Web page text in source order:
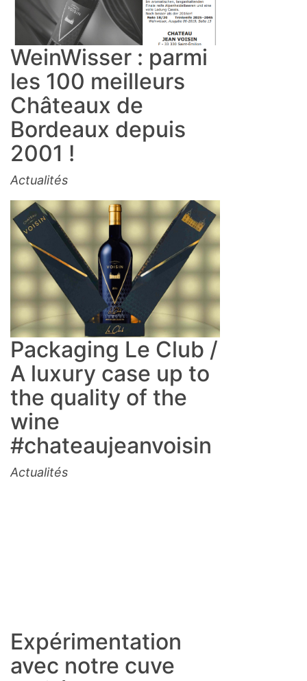
WeinWisser : parmi
les 100 meilleurs
Châteaux de
Bordeaux depuis
2001 !
Actualités
Packaging Le Club /
A luxury case up to
the quality of the
wine
#chateaujeanvoisin
Actualités
Expérimentation
avec notre cuve